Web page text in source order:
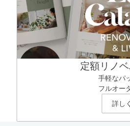
定額リノ
手軽なパ
フルオー
詳し